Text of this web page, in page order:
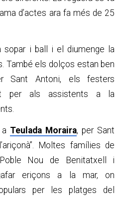
d’actes ara fa més de 25
sopar i ball i el diumenge la
També els dolços estan ben
Sant Antoni, els festers
per als assistents a la
Teulada Moraira, per Sant
Moltes famílies de
Nou de Benitatxell i
eriçons a la mar, on
per les platges del